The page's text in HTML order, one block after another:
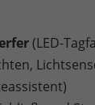
(LED-